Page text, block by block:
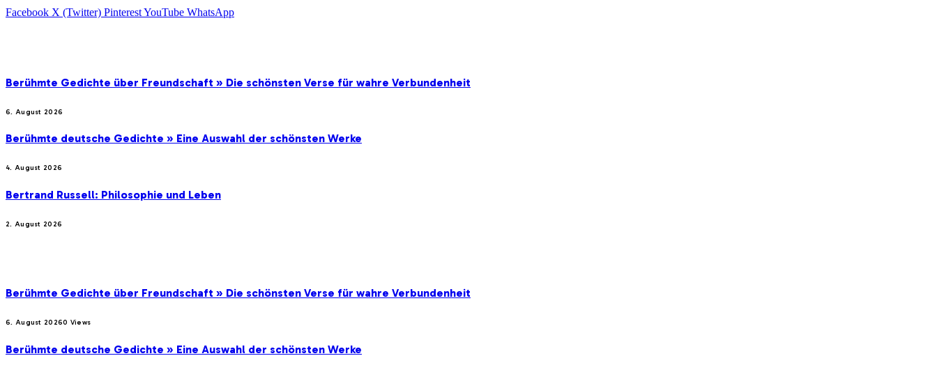
Facebook X (Twitter) PinterestYouTube WhatsApp
Berühmte Gedichte über Freundschaft » Die schönsten Verse für wahre Verbundenheit
6. August 2026
Berühmte deutsche Gedichte » Eine Auswahl der schönsten Werke
4. August 2026
Bertrand Russell: Philosophie und Leben
2. August 2026
Berühmte Gedichte über Freundschaft » Die schönsten Verse für wahre Verbundenheit
6. August 20260 Views
Berühmte deutsche Gedichte » Eine Auswahl der schönsten Werke